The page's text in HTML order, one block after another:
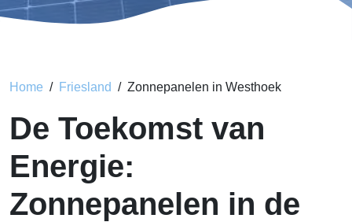
Home Friesland Zonnepanelen in Westhoek
De Toekomst van
Energie:
Zonnepanelen in de